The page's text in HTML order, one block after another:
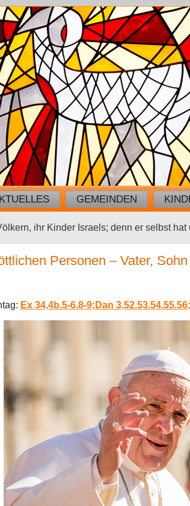
GEMEINDEN
ihr Kinder Israels; denn er selbst
Personen – Vater,
Ex 34,4b.5-6.8-9;Dan